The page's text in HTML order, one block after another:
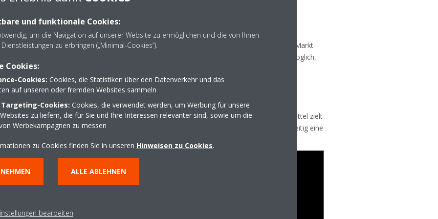
Wasser-Wärmepumpe EWYT-B- mit R32 zeichnet sich durch die beste Leistung auf dem Markt
CO
-Emissionen aus. Dies ist dank des Kältemittels R32 mit niedrigem GWP-Wert möglich,
Wirkungsgrade, die sowohl im Kühl- als auch im Heizbetrieb erreicht werden.
eine Lösung anbieten, die ein perfektes Gleichgewicht zwischen Umweltbelastung und
Zuverlässigkeit und Kosteneffizienz bietet.
profitiert die Baureihe EWYT-B- von allen Vorteilen, die R32 bietet. Dieses neue Kältemittel zielt
von Wärmepumpentechnologien für den Applied-Sektor deutlich zu reduzieren und gleichzeitig eine
und funktionale Cookies:
um die Navigation auf unserer Website zu ermöglichen und die von Ihnen
zu erbringen („Minimal-Cookies“).
Cookies:
Cookies: Cookies, die Statistiken über den Datenverkehr und das
auf unseren oder fremden Websites sammeln
Cookies: Cookies, die verwendet werden, um Werbung für unsere
zu liefern, die für Sie und Ihre Interessen relevanter sind, sowie um die
Werbekampagnen zu messen
zu Cookies finden Sie in unseren Hinweisen zu Cookies.
ALLE ABLEHNEN
bearbeiten